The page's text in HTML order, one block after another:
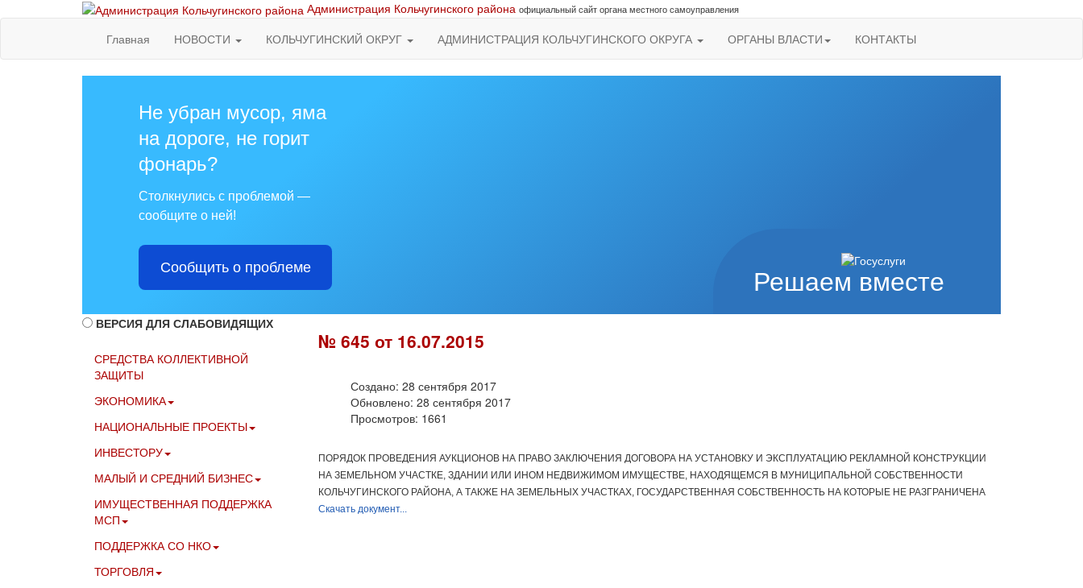
Администрация Кольчугинского района официальный сайт органа местного самоуправления
Главная НОВОСТИ КОЛЬЧУГИНСКИЙ ОКРУГ АДМИНИСТРАЦИЯ КОЛЬЧУГИНСКОГО ОКРУГА ОРГАНЫ ВЛАСТИ КОНТАКТЫ
Решаем вместе
Не убран мусор, яма
на дороге, не горит
фонарь?
Столкнулись с проблемой —
сообщите о ней!
Сообщить о проблеме
№ 645 от 16.07.2015
Создано: 28 сентября 2017
Обновлено: 28 сентября 2017
Просмотров: 1661
ПОРЯДОК ПРОВЕДЕНИЯ АУКЦИОНОВ НА ПРАВО ЗАКЛЮЧЕНИЯ ДОГОВОРА НА УСТАНОВКУ И ЭКСПЛУАТАЦИЮ РЕКЛАМНОЙ КОНСТРУКЦИИ
НА ЗЕМЕЛЬНОМ УЧАСТКЕ, ЗДАНИИ ИЛИ ИНОМ НЕДВИЖИМОМ ИМУЩЕСТВЕ, НАХОДЯЩЕМСЯ В МУНИЦИПАЛЬНОЙ СОБСТВЕННОСТИ
КОЛЬЧУГИНСКОГО РАЙОНА, А ТАКЖЕ НА ЗЕМЕЛЬНЫХ УЧАСТКАХ, ГОСУДАРСТВЕННАЯ СОБСТВЕННОСТЬ НА КОТОРЫЕ НЕ РАЗГРАНИЧЕНА
Скачать документ...
ВЕРСИЯ ДЛЯ СЛАБОВИДЯЩИХ
СРЕДСТВА КОЛЛЕКТИВНОЙ
ЗАЩИТЫ
ЭКОНОМИКА
НАЦИОНАЛЬНЫЕ ПРОЕКТЫ
ИНВЕСТОРУ
МАЛЫЙ И СРЕДНИЙ БИЗНЕС
ИМУЩЕСТВЕННАЯ ПОДДЕРЖКА
МСП
ПОДДЕРЖКА СО НКО
ТОРГОВЛЯ